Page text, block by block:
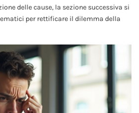
delle cause, la sezione successiva si
per rettificare il dilemma della